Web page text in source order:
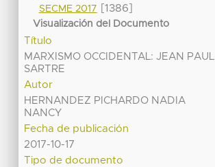
SECME 2017
[1386]
Visualización del Documento
Título
MARXISMO OCCIDENTAL: JEAN PAUL
SARTRE
Autor
HERNANDEZ PICHARDO NADIA
NANCY
Fecha de publicación
2017-10-17
Tipo de documento